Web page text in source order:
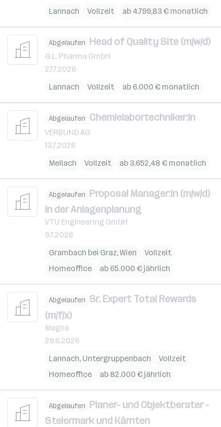
Lannach
Vollzeit ab 4.799,83 € monatlich
Abgelaufen Head of Quality Site (m/w/d)
G.L. Pharma GmbH
27.7.2026
Lannach
Vollzeit ab 6.000 € monatlich
Abgelaufen Chemielabortechniker:in
VERBUND AG
13.7.2026
Mellach
Vollzeit ab 3.652,48 € monatlich
Abgelaufen Proposal Manager:in (m/w/d)
in der Anlagenplanung
VTU Engineering GmbH
9.7.2026
Grambach bei Graz,Wien
Vollzeit
Homeoffice
ab 65.000 € jährlich
Abgelaufen Sr. Expert Total Rewards
(m/f/x)
Magna
29.6.2026
Lannach, Untergruppenbach
Vollzeit
Homeoffice
ab 82.000 € jährlich
Abgelaufen Planer- und Objektberater -
Steiermark und Kärnten